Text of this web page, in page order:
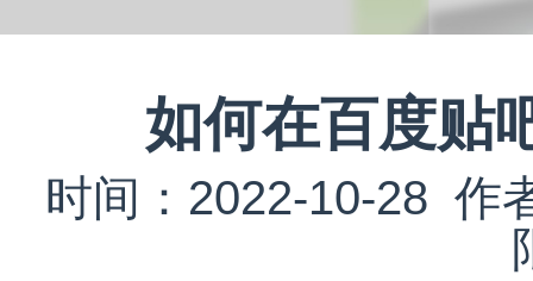
如何在百度贴
时间：2022-10-28 作